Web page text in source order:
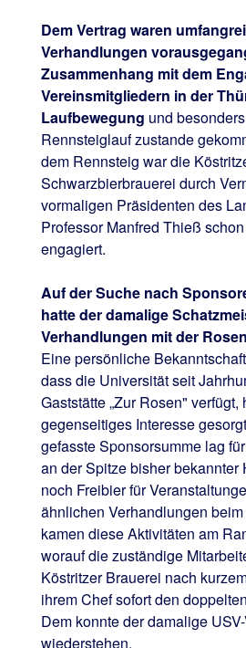
Dem Vertrag waren
Verhandlungen
Zusammenhang mit dem
Vereinsmitgliedern in der
Laufbewegung und
Rennsteiglauf zustande
dem Rennsteig war die
Schwarzbierbrauerei durch
vormaligen Präsidenten des
Professor Manfred Thieß
engagiert.
Auf der Suche nach
hatte der damalige
Verhandlungen mit der
Eine persönliche
dass die Universität seit
Gaststätte „Zur Rosen" verfügt,
gegenseitiges Interesse
gefasste Sponsorsumme lag
an der Spitze bisher bekannter
noch Freibier für
ähnlichen Verhandlungen
kamen diese Aktivitäten am
worauf die zuständige
Köstritzer Brauerei nach
ihrem Chef sofort den
Dem konnte der damalige
wiederstehen.